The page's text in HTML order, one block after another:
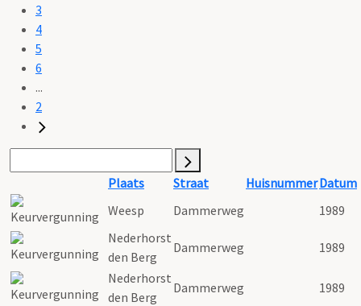
3
4
5
6
...
2
Plaats Straat HuisnummerDatum
Weesp
Dammerweg
1989
Nederhorst
den Berg
Dammerweg
1989
Nederhorst
den Berg
Dammerweg 1989